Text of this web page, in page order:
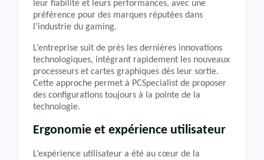
leur fiabilité et leurs performances, avec une
préférence pour des marques réputées dans
l’industrie du gaming.
L’entreprise suit de près les dernières innovations
technologiques, intégrant rapidement les nouveaux
processeurs et cartes graphiques dès leur sortie.
Cette approche permet à PCSpecialist de proposer
des configurations toujours à la pointe de la
technologie.
Ergonomie et expérience utilisateur
L’expérience utilisateur a été au cœur de la